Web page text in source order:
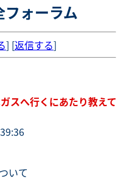
フォーラム
] [返信する]
スへ行くにあたり教えて
いて